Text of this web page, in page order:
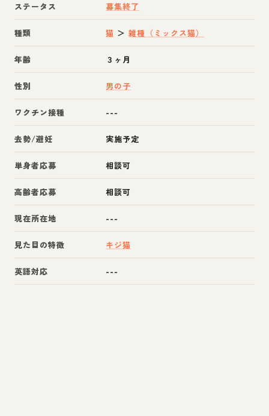
ステータス 募集終了
種類 猫 ＞雑種（ミックス猫）
年齢 ３ヶ月
性別 男の子
ワクチン接種 ---
去勢/避妊 実施予定
単身者応募 相談可
高齢者応募 相談可
現在所在地 ---
見た目の特徴 キジ猫
英語対応 ---